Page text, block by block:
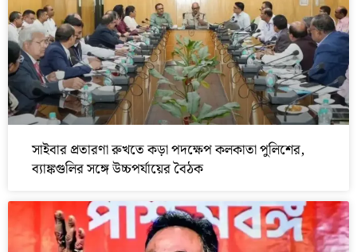
সাইবার প্রতারণা রুখতে কড়া পদক্ষেপ কলকাতা পুলিশের,
ব্যাঙ্কগুলির সঙ্গে উচ্চপর্যায়ের বৈঠক